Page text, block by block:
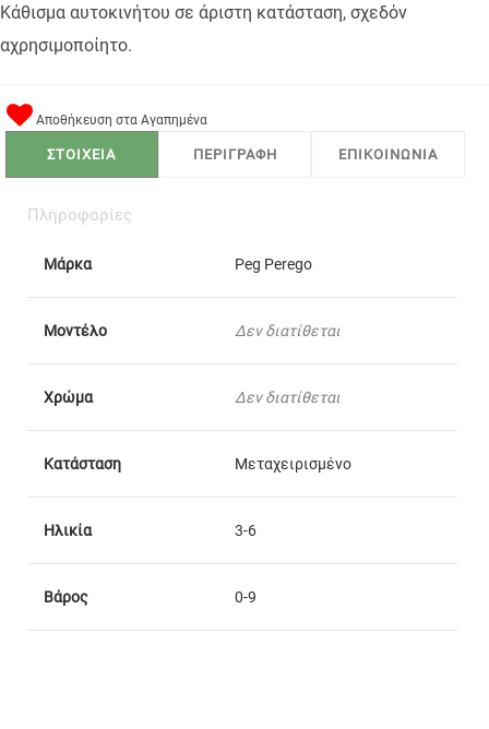
Κάθισμα αυτοκινήτου σε άριστη κατάσταση, σχεδόν
αχρησιμοποίητο.
Αποθήκευση στα Αγαπημένα
ΣΤΟΙΧΕΙΑ ΠΕΡΙΓΡΑΦΗ ΕΠΙΚΟΙΝΩΝΙΑ
Πληροφορίες
Μάρκα Peg Perego
Μοντέλο Δεν διατίθεται
Χρώμα Δεν διατίθεται
Κατάσταση Μεταχειρισμένο
Ηλικία 3-6
Βάρος 0-9